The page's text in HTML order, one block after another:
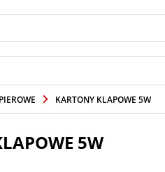
KARTONY KLAPOWE 5W
5W